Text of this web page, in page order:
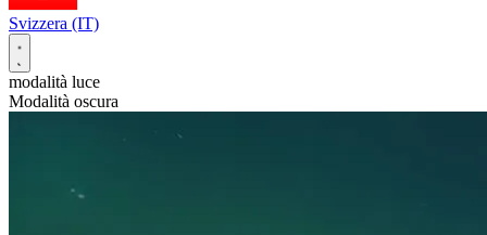
Svizzera (IT)
modalità luce
Modalità oscura